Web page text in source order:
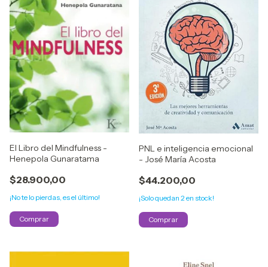
El Libro del Mindfulness -
Henepola Gunaratama
$28.900,00
¡No te lo pierdas, es el último!
PNL e inteligencia emocional
- José María Acosta
$44.200,00
¡Solo quedan 2 en stock!